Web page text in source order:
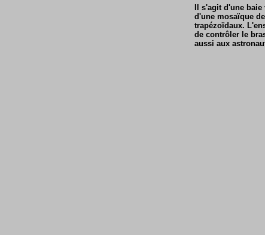
Il s'agit d'une
d'une mosaïque
trapézoïdaux.
de contrôler le
aussi aux